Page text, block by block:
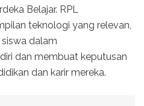
Belajar. RPL
teknologi yang relevan,
dalam
dan membuat keputusan
dan karir mereka.